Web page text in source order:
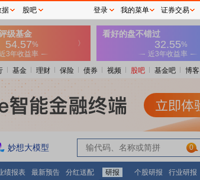
基金 理财 保险 债券 视频 股吧 基金吧 博客
妙想大模型 0
绩报表 最新预告 分红送配 研报 个股研报 行业研报
据 股吧 登录 我的菜单 证券交易